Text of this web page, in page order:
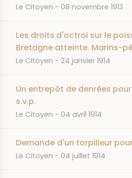
JOURNAL
Le Citoyen DATE
08 novembre 1913
Les droits d'octroi sur le
Bretagne atteinte. Marins-
JOURNAL
Le Citoyen DATE
24 janvier 1914
Un entrepôt de denrées
s.v.p.
JOURNAL
Le Citoyen DATE
04 avril 1914
Demande d'un torpilleur
JOURNAL
Le Citoyen DATE
04 juillet 1914